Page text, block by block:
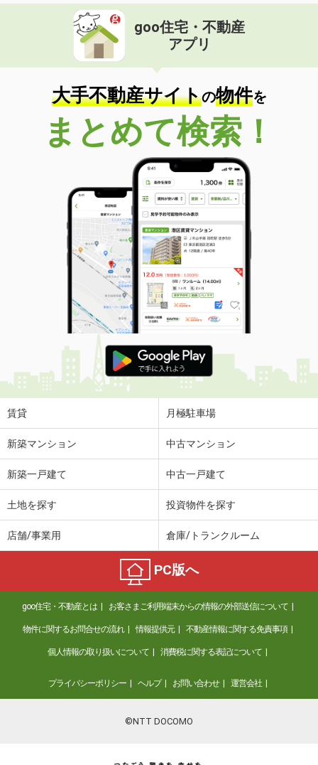
goo住宅・不動産
アプリ
大手不動産サイトの物件を
まとめて検索！
賃貸 月極駐車場
新築マンション 中古マンション
新築一戸建て 中古一戸建て
土地を探す 投資物件を探す
店舗/事業用 倉庫/トランクルーム
PC版へ
goo住宅・不動産とは お客さまご利用端末からの情報の外部送信について
物件に関するお問合せの流れ 情報提供元 不動産情報に関する免責事項
個人情報の取り扱いについて 消費税に関する表記について
プライバシーポリシー ヘルプ お問い合わせ 運営会社
©NTT DOCOMO